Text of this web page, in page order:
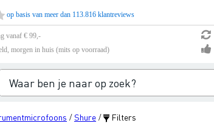
op basis van meer dan 113.816 klantreviews
vanaf € 99,-
morgen in huis (mits op voorraad)
/Shure / Filters